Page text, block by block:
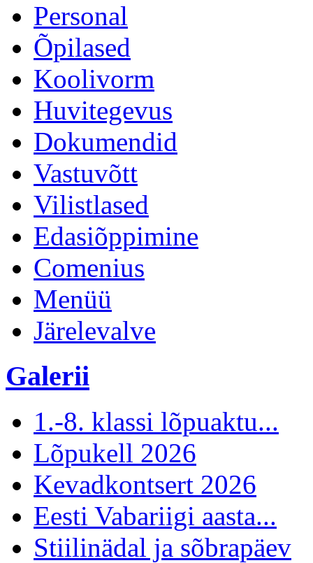
Personal
Õpilased
Koolivorm
Huvitegevus
Dokumendid
Vastuvõtt
Vilistlased
Edasiõppimine
Comenius
Menüü
Järelevalve
Galerii
1.-8. klassi lõpuaktu...
Lõpukell 2026
Kevadkontsert 2026
Eesti Vabariigi aasta...
Stiilinädal ja sõbrapäev